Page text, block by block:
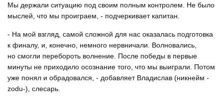
Мы держали ситуацию под своим полным контролем. Не было
мыслей, что мы проиграем, - подчеркивает капитан.
- На мой взгляд, самой сложной для нас оказалась подготовка
к финалу, и, конечно, немного нервничали. Волновались,
но смогли перебороть волнение. После победы в первые
минуты не приходило осознание того, что мы выиграли. Потом
уже понял и обрадовался, - добавляет Владислав (никнейм -
zodu-), слесарь.